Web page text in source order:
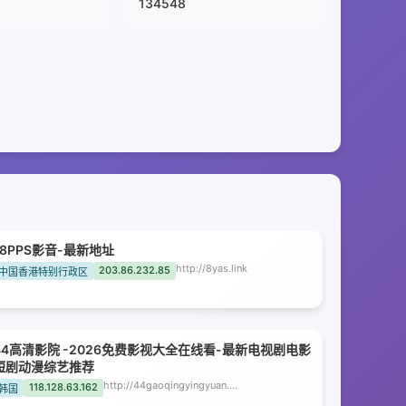
134548
影音-最新地址
国香港特别行政区 203.86.232.85 http://8yas.link
高清影院 -2026免费影视大全在线看-最新电视剧电影
剧动漫综艺推荐
国 118.128.63.162 http://44gaoqingyingyuan.dzxdbi.com